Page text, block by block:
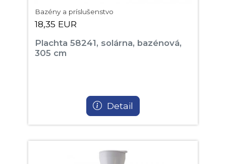
Bazény a príslušenstvo
18,35 EUR
Plachta 58241, solárna, bazénová,
305 cm
Detail